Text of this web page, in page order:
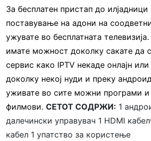
За бесплатен пристап до
поставување на адони на
ужувате во бесплатната
имате можност доколку сакате да
сервис како IPTV некаде онлајн
доколку некој нуди и преку
уживате во сите можни програми и
филмови. СЕТОТ СОДРЖИ: 1
далечински управувач 1 HDMI
кабел 1 упатство за користење